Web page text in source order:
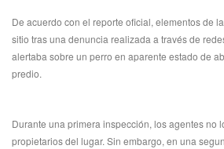
De acuerdo con el reporte oficial, elementos de
sitio tras una denuncia realizada a través de
alertaba sobre un perro en aparente estado de
predio.
Durante una primera inspección, los agentes no
propietarios del lugar. Sin embargo, en una